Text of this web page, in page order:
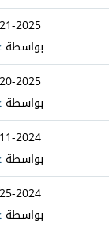
2025
بواسطة
2025
بواسطة
2024
بواسطة
2024
بواسطة